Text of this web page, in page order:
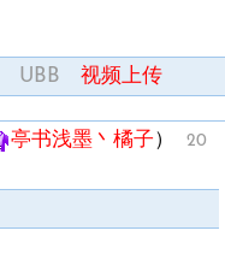
UBB
视频上传
亭书浅墨丶橘子 ）
20